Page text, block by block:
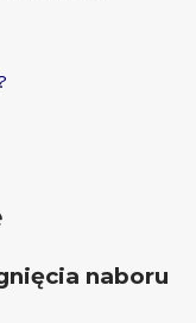
naboru